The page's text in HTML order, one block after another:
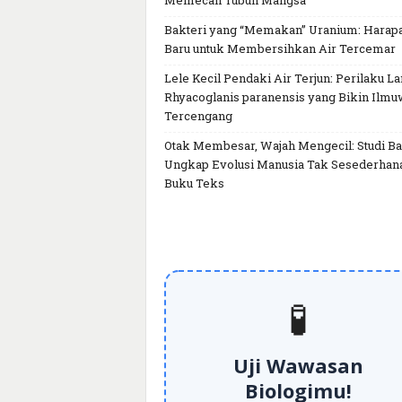
Bakteri yang “Memakan” Uranium:
Baru untuk Membersihkan Air Tercemar
Lele Kecil Pendaki Air Terjun: Perilaku
Rhyacoglanis paranensis yang Bikin
Tercengang
Otak Membesar, Wajah Mengecil: Studi
Ungkap Evolusi Manusia Tak
Buku Teks
🧪
Uji Wawasan
Biologimu!